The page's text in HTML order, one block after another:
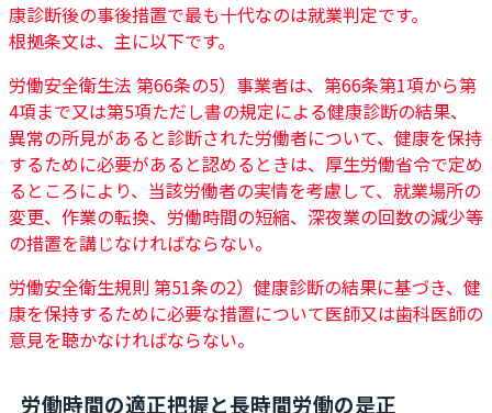
康診断後の事後措置で最も十代なのは就業判定です。
根拠条文は、主に以下です。
労働安全衛生法 第66条の5）事業者は、第66条第1項から第
4項まで又は第5項ただし書の規定による健康診断の結果、
異常の所見があると診断された労働者について、健康を保持
するために必要があると認めるときは、厚生労働省令で定め
るところにより、当該労働者の実情を考慮して、就業場所の
変更、作業の転換、労働時間の短縮、深夜業の回数の減少等
の措置を講じなければならない。
労働安全衛生規則 第51条の2）健康診断の結果に基づき、健
康を保持するために必要な措置について医師又は歯科医師の
意見を聴かなければならない。
労働時間の適正把握と長時間労働の是正